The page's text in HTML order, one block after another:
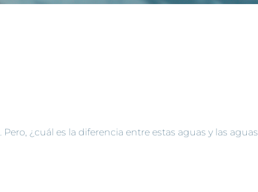
. Pero, ¿cuál es la diferencia entre estas aguas y las aguas